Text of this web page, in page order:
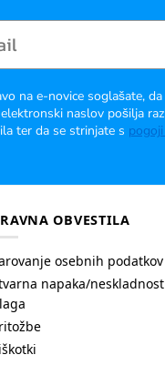
na e-novice soglašate,
naslov pošilja
ter da se strinjate s
OBVESTILA
osebnih podatkov
napaka/neskladnost